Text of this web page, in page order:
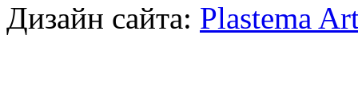
Дизайн сайта: Plastema